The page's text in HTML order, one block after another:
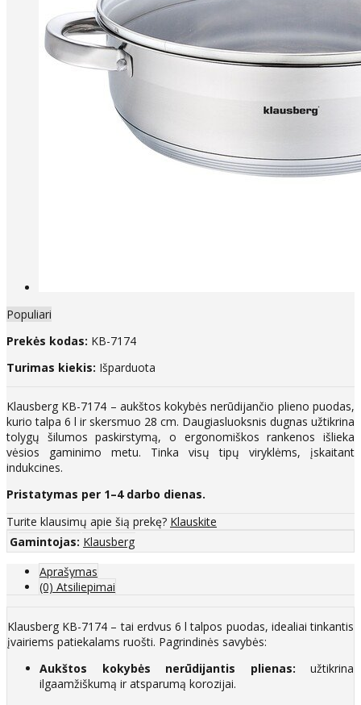
Populiari
Prekės kodas: KB-7174
Turimas kiekis: Išparduota
Klausberg KB-7174 – aukštos kokybės nerūdijančio plieno puodas,
kurio talpa 6 l ir skersmuo 28 cm. Daugiasluoksnis dugnas užtikrina
tolygų šilumos paskirstymą, o ergonomiškos rankenos išlieka
vėsios gaminimo metu. Tinka visų tipų viryklėms, įskaitant
indukcines.
Pristatymas per 1–4 darbo dienas.
Turite klausimų apie šią prekę? Klauskite
Gamintojas: Klausberg
Aprašymas
(0) Atsiliepimai
Klausberg KB-7174 – tai erdvus 6 l talpos puodas, idealiai tinkantis
įvairiems patiekalams ruošti. Pagrindinės savybės:
Aukštos kokybės nerūdijantis plienas: užtikrina
ilgaamžiškumą ir atsparumą korozijai.